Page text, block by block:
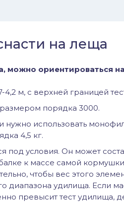
на леща
можно ориентироваться
м, с верхней границей
порядка 3000.
нужно использовать
4,5 кг.
под условия. Он может
к массе самой
чтобы вес этого
диапазона удилища. Если
превысит тест удилища,